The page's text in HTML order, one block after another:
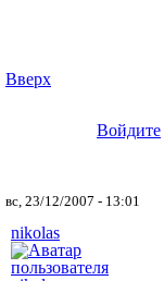
Вверх
Войдите
вс, 23/12/2007 - 13:01
nikolas